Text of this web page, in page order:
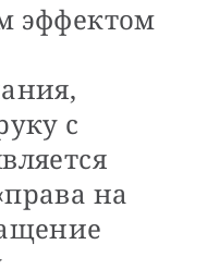
эффектом
с
на